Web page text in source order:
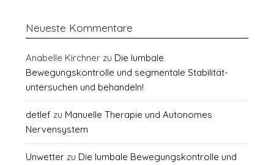
Neueste Kommentare
Anabelle Kirchner zu Die lumbale
Bewegungskontrolle und segmentale Stabilität-
untersuchen und behandeln!
detlef zu Manuelle Therapie und Autonomes
Nervensystem
Unwetter zu Die lumbale Bewegungskontrolle und